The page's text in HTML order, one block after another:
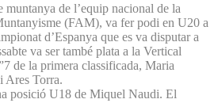
de l’equip nacional de la
(FAM), va fer podi en U20 a
d’Espanya que es va disputar a
va ser també plata a la Vertical
de la primera classificada, Maria
Ares Torra.
posició U18 de Miquel Naudi. El